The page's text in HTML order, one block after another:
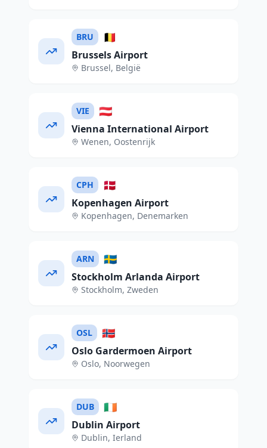
BRU 🇧🇪
Brussels Airport
Brussel, België
VIE 🇦🇹
Vienna International Airport
Wenen, Oostenrijk
CPH 🇩🇰
Kopenhagen Airport
Kopenhagen, Denemarken
ARN 🇸🇪
Stockholm Arlanda Airport
Stockholm, Zweden
OSL 🇳🇴
Oslo Gardermoen Airport
Oslo, Noorwegen
DUB 🇮🇪
Dublin Airport
Dublin, Ierland